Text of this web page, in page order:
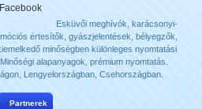
Facebook
Esküvői meghívók, karácsonyi-
értesítők, gyászjelentések, bélyegzők,
minőségben különleges nyomtatási
alapanyagok, prémium nyomtatás.
Lengyelországban, Csehországban.
Partnerek